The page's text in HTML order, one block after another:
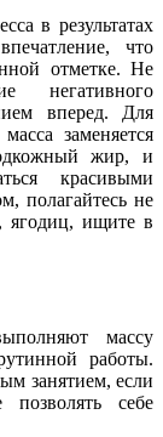
в результатах
что
отметке. Не
негативного
вперед. Для
заменяется
жир, и
красивыми
полагайтесь не
ягодиц, ищите в
массу
работы.
занятием, если
себе